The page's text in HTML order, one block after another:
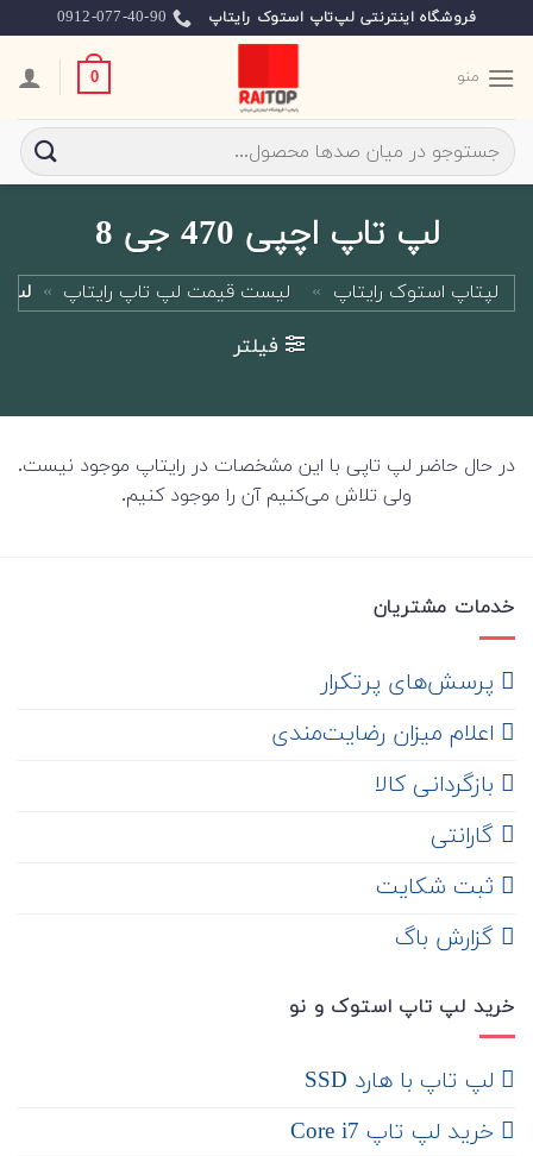
to
content
فروشگاه اینترنتی لپ‌تاپ استوک رایتاپ 0912-077-40-90
منو 0
جستجو
برای:
لپ تاپ اچپی 470 جی 8
لپتاپ استوک رایتاپ » لیست قیمت لپ تاپ رایتاپ » لپ
فیلتر
در حال حاضر لپ تاپی با این مشخصات در رایتاپ موجود نیست.
ولی تلاش می‌کنیم آن را موجود کنیم.
خدمات مشتریان
‌ پرسش‌های پرتکرار
اعلام میزان رضایت‌مندی
‌ بازگردانی کالا
گارانتی
ثبت شکایت
‌ گزارش باگ
خرید لپ تاپ استوک و نو
لپ تاپ با هارد SSD
خرید لپ تاپ Core i7